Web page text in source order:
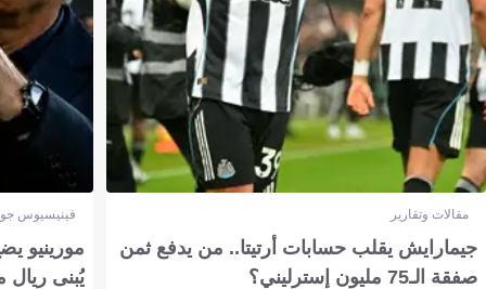
مقالات وتقارير
جيمارايش يقلب حسابات أرتيتا.. من يدفع ثمن
صفقة الـ75 مليون إسترليني؟
فينيسيوس
مورينيو
يُبنى ريال